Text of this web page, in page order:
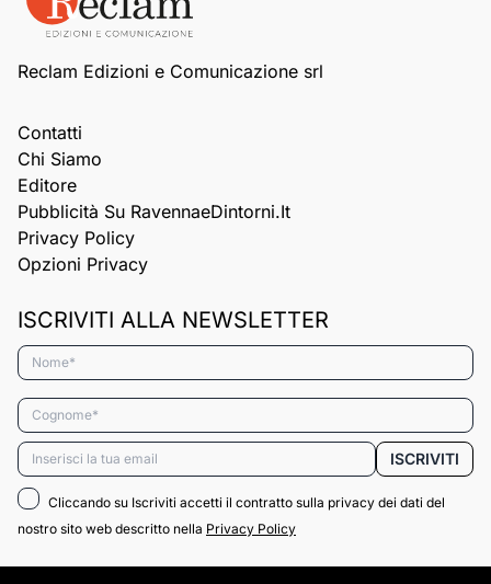
Reclam Edizioni e Comunicazione srl
Contatti
Chi Siamo
Editore
Pubblicità Su RavennaeDintorni.it
Privacy Policy
Opzioni Privacy
ISCRIVITI ALLA NEWSLETTER
Nome*
Cognome*
Email* ISCRIVITI
Cliccando su Iscriviti accetti il contratto sulla privacy dei dati del
nostro sito web descritto nella Privacy Policy